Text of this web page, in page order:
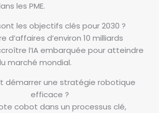
les PME.
les objectifs clés pour 2030 ?
d’affaires d’environ 10 milliards
l’IA embarquée pour atteindre
marché mondial.
démarrer une stratégie robotique
efficace ?
cobot dans un processus clé,